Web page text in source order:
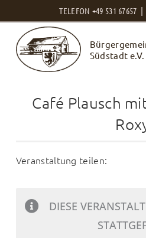
Inhalt
springen
TELEFON +49 531 67657 |
Südstadt e.V.
Café Plausch
Veranstaltung teilen:
DIESE